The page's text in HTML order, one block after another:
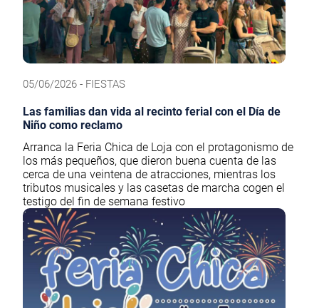
05/06/2026 - FIESTAS
Las familias dan vida al recinto ferial con el Día de
Niño como reclamo
Arranca la Feria Chica de Loja con el protagonismo de
los más pequeños, que dieron buena cuenta de las
cerca de una veintena de atracciones, mientras los
tributos musicales y las casetas de marcha cogen el
testigo del fin de semana festivo